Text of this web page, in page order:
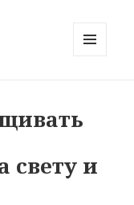
свету и